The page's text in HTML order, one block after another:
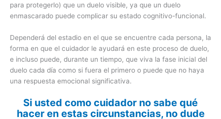
para protegerlo) que un duelo visible, ya que un duelo
enmascarado puede complicar su estado cognitivo-funcional.
Dependerá del estadio en el que se encuentre cada persona, la
forma en que el cuidador le ayudará en este proceso de duelo,
e incluso puede, durante un tiempo, que viva la fase inicial del
duelo cada día como si fuera el primero o puede que no haya
una respuesta emocional significativa.
Si usted como cuidador no sabe qué
hacer en estas circunstancias, no dude